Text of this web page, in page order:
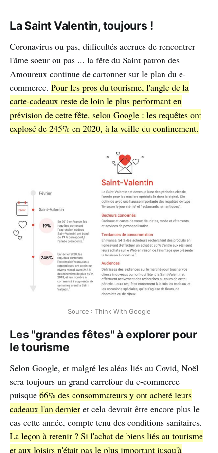
La Saint Valentin, toujours !
Coronavirus ou pas, difficultés accrues de rencontrer
l'âme soeur ou pas ... la fête du Saint patron des
Amoureux continue de cartonner sur le plan du e-
commerce. Pour les pros du tourisme, l'angle de la
carte-cadeaux reste de loin le plus performant en
prévision de cette fête, selon Google : les requêtes ont
explosé de 245% en 2020, à la veille du confinement.
Source : Think With Google
Les "grandes fêtes" à explorer pour
le tourisme
Selon Google, et malgré les aléas liés au Covid, Noël
sera toujours un grand carrefour du e-commerce
puisque 66% des consommateurs y ont acheté leurs
cadeaux l'an dernier et cela devrait être encore plus le
cas cette année, compte tenu des conditions sanitaires.
La leçon à retenir ? Si l'achat de biens liés au tourisme
et aux loisirs n'était pas le plus important jusqu'à